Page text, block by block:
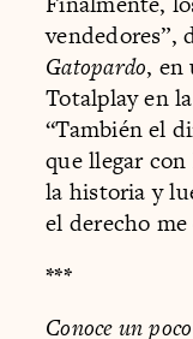
vendedores”,
Gatopardo, en
Totalplay en
“También el
que llegar
la historia y
el derecho
***
Conoce un